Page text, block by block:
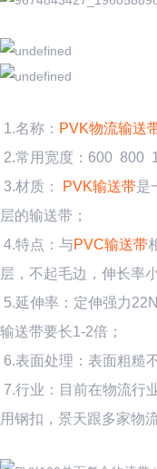
1.名称： PVK物流输送
2.常用宽度：600 800
3.材质：
PVK输送带是
层的输送带；
4.特点：与PVC输送带
层，不起毛边，伸长率小
5.延伸率：定伸强力
输送带要长1-2倍；
6.表面处理：表面粗糙
7.行业：目前在物流行
用钢扣，景天跟多家物